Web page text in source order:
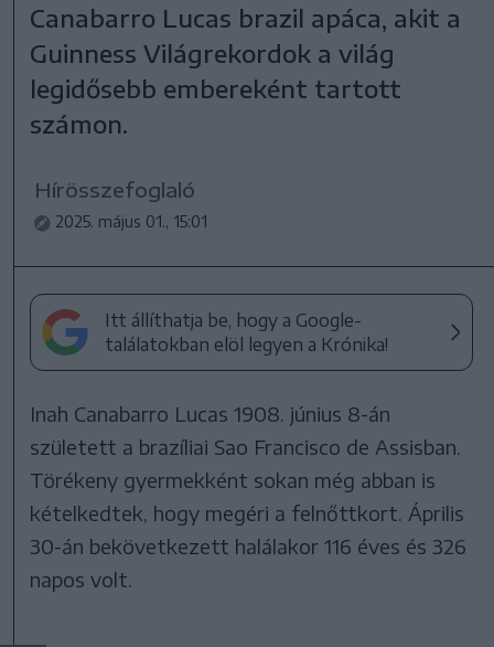
Canabarro Lucas brazil apáca, akit a
Guinness Világrekordok a világ
legidősebb embereként tartott
számon.
Hírösszefoglaló
2025. május 01., 15:01
Itt állíthatja be, hogy a Google-
találatokban elöl legyen a Krónika!
Inah Canabarro Lucas 1908. június 8-án
született a brazíliai Sao Francisco de Assisban.
Törékeny gyermekként sokan még abban is
kételkedtek, hogy megéri a felnőttkort. Április
30-án bekövetkezett halálakor 116 éves és 326
napos volt.